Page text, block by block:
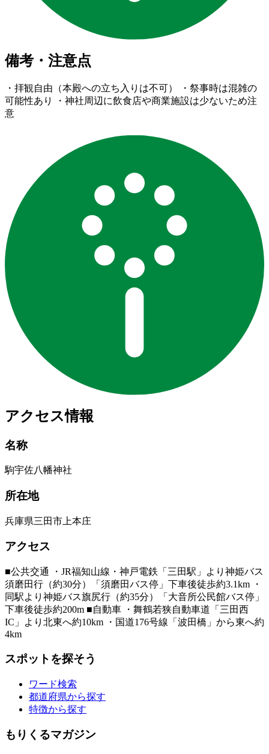
備考・注意点
・拝観自由（本殿への立ち入りは不可） ・祭事時は混雑の
可能性あり ・神社周辺に飲食店や商業施設は少ないため注
意
アクセス情報
名称
駒宇佐八幡神社
所在地
兵庫県三田市上本庄
アクセス
■公共交通 ・JR福知山線・神戸電鉄「三田駅」より神姫バス
須磨田行（約30分）「須磨田バス停」下車後徒歩約3.1km ・
同駅より神姫バス旗尻行（約35分）「大音所公民館バス停」
下車後徒歩約200m ■自動車 ・舞鶴若狭自動車道「三田西
IC」より北東へ約10km ・国道176号線「波田橋」から東へ約
4km
スポットを探そう
ワード検索
都道府県から探す
特徴から探す
もりくるマガジン